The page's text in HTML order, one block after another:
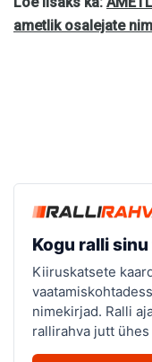
ametlik osalejate
Kogu ralli
Kiiruskatsete
nimekirjad. Ralli
rallirahva jutt ühes